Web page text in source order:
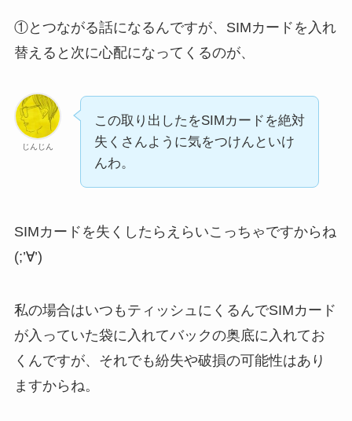
①とつながる話になるんですが、SIMカードを入れ
替えると次に心配になってくるのが、
じんじん
この取り出したをSIMカードを絶対
失くさんように気をつけんといけ
んわ。
SIMカードを失くしたらえらいこっちゃですからね
(;’∀’)
私の場合はいつもティッシュにくるんでSIMカード
が入っていた袋に入れてバックの奥底に入れてお
くんですが、それでも紛失や破損の可能性はあり
ますからね。